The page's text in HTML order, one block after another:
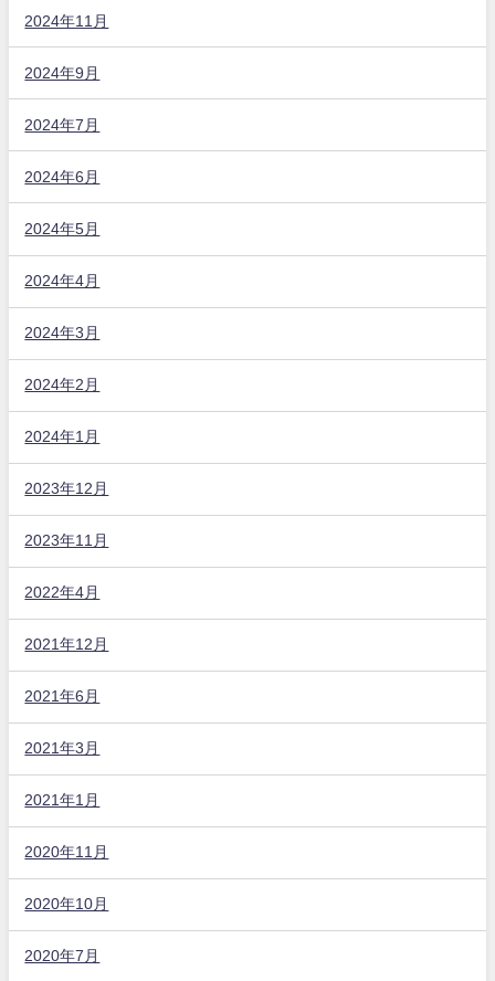
2024年11月
2024年9月
2024年7月
2024年6月
2024年5月
2024年4月
2024年3月
2024年2月
2024年1月
2023年12月
2023年11月
2022年4月
2021年12月
2021年6月
2021年3月
2021年1月
2020年11月
2020年10月
2020年7月